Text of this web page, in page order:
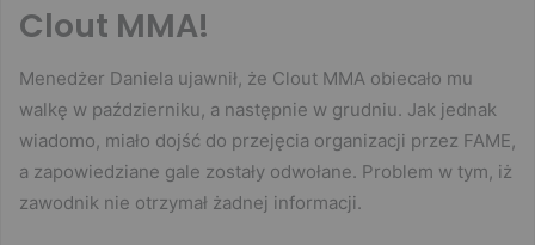
Clout MMA!
Menedżer Daniela ujawnił, że Clout MMA obiecało mu
walkę w październiku, a następnie w grudniu. Jak jednak
wiadomo, miało dojść do przejęcia organizacji przez FAME,
a zapowiedziane gale zostały odwołane. Problem w tym, iż
zawodnik nie otrzymał żadnej informacji.